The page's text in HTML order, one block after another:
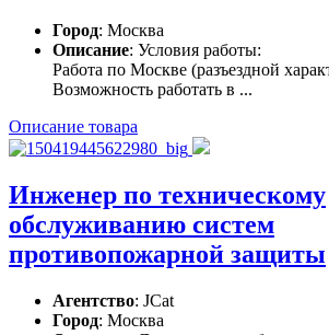
Город: Москва
Описание: Условия работы:
Работа по Москве (разъездной
Возможность работать в ...
Описание товара
Инженер по техническому
обслуживанию систем
противопожарной защиты
Агентство: JCat
Город: Москва